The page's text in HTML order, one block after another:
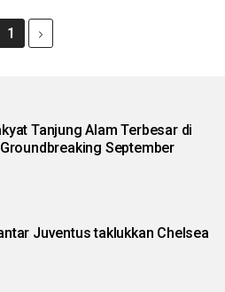
1
Tanjung Alam Terbesar di
September
Juventus taklukkan Chelsea